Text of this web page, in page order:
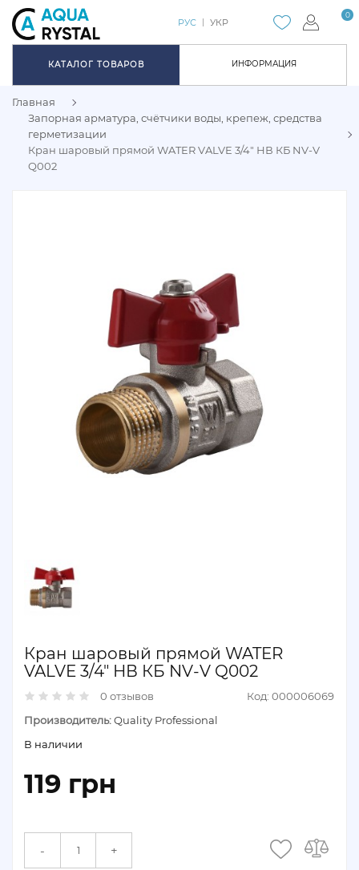
ИНФОРМАЦИЯ
0
РУС УКР
КАТАЛОГ ТОВАРОВ
Главная
Запорная арматура, счётчики воды, крепеж, средства
герметизации
Кран шаровый прямой WATER VALVE 3/4" НВ КБ NV-V
Q002
Кран шаровый прямой WATER
VALVE 3/4" НВ КБ NV-V Q002
0 отзывов
Код: 000006069
Производитель:Quality Professional
В наличии
119 грн
- +